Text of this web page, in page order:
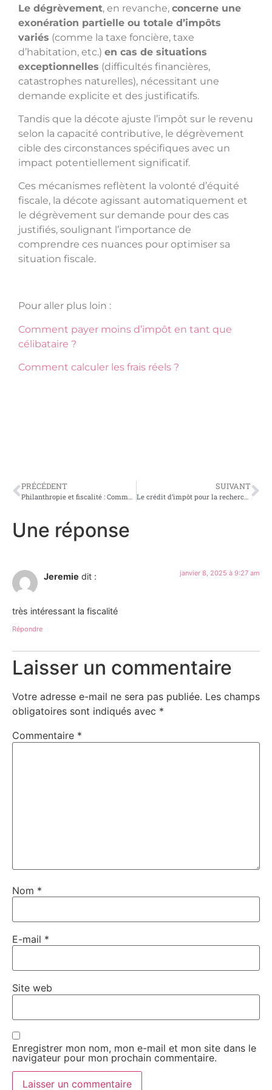
Le dégrèvement, en revanche, concerne une
exonération partielle ou totale d’impôts
variés (comme la taxe foncière, taxe
d’habitation, etc.) en cas de situations
exceptionnelles (difficultés financières,
catastrophes naturelles), nécessitant une
demande explicite et des justificatifs.
Tandis que la décote ajuste l’impôt sur le revenu
selon la capacité contributive, le dégrèvement
cible des circonstances spécifiques avec un
impact potentiellement significatif.
Ces mécanismes reflètent la volonté d’équité
fiscale, la décote agissant automatiquement et
le dégrèvement sur demande pour des cas
justifiés, soulignant l’importance de
comprendre ces nuances pour optimiser sa
situation fiscale.
Pour aller plus loin :
Comment payer moins d’impôt en tant que
célibataire ?
Comment calculer les frais réels ?
PRÉCÉDENT
Philanthropie et fiscalité : Comment vos dons peuvent réduire vos impôts ?
SUIVANT
Le crédit d’impôt pour la recherche et le développement : Un levier pour l’innovation
Une réponse
Jeremie dit : janvier 8, 2025 à 9:27 am
très intéressant la fiscalité
Répondre
Laisser un commentaire
Votre adresse e-mail ne sera pas publiée. Les champs
obligatoires sont indiqués avec *
Commentaire *
Nom *
E-mail *
Site web
Enregistrer mon nom, mon e-mail et mon site dans le
navigateur pour mon prochain commentaire.